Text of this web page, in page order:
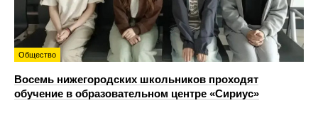
Общество
Восемь нижегородских школьников проходят
обучение в образовательном центре «Сириус»